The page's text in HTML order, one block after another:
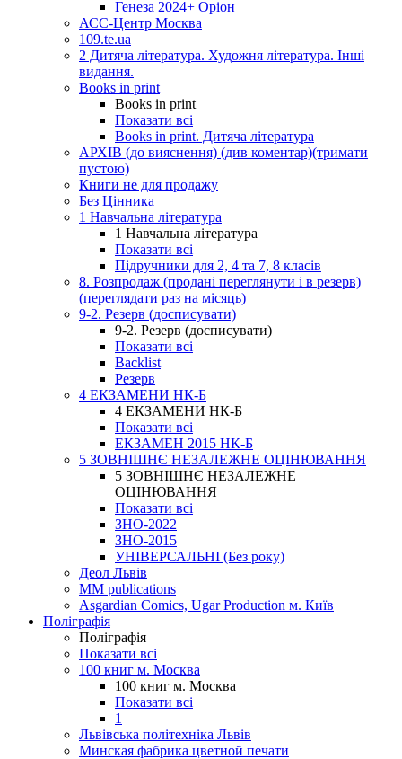
Генеза 2024+ Оріон
АСС-Центр Москва
109.te.ua
2 Дитяча література. Художня література. Інші
видання.
Books in print
Books in print
Показати всі
Books in print. Дитяча література
АРХІВ (до вияснення) (див коментар)(тримати
пустою)
Книги не для продажу
Без Цінника
1 Навчальна література
1 Навчальна література
Показати всі
Підручники для 2, 4 та 7, 8 класів
8. Розпродаж (продані переглянути і в резерв)
(переглядати раз на місяць)
9-2. Резерв (досписувати)
9-2. Резерв (досписувати)
Показати всі
Backlist
Резерв
4 ЕКЗАМЕНИ НК-Б
4 ЕКЗАМЕНИ НК-Б
Показати всі
ЕКЗАМЕН 2015 НК-Б
5 ЗОВНІШНЄ НЕЗАЛЕЖНЕ ОЦІНЮВАННЯ
5 ЗОВНІШНЄ НЕЗАЛЕЖНЕ
ОЦІНЮВАННЯ
Показати всі
ЗНО-2022
ЗНО-2015
УНІВЕРСАЛЬНІ (Без року)
Деол Львів
MM publications
Asgardian Comics, Ugar Production м. Київ
Поліграфія
Поліграфія
Показати всі
100 книг м. Москва
100 книг м. Москва
Показати всі
1
Львівська політехніка Львів
Минская фабрика цветной печати